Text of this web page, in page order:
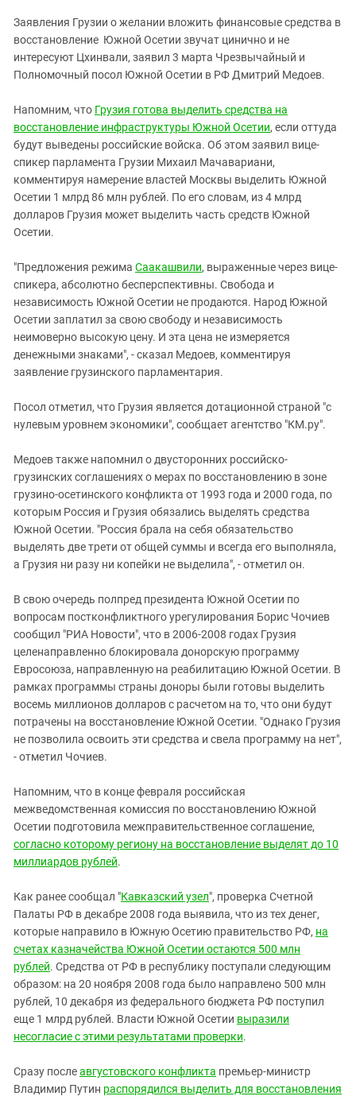
КАВКАЗ ЗА ПАЛЕСТИНУ
ИНАКОМЫСЛИЕ В ЧЕЧНЕ
ПРЕСЛЕДОВАНИЕ АКТИВИСТОВ
МОБИЛИЗАЦИЯ И ПРОТЕСТЫ
Ингушетия
Кабардино-Балкария
Карачаево-Черкесия
Краснодарский край
Нагорный Карабах
Российская Федерация
Ростовская область
Северная Осетия - Алания
Ставропольский край
Чечня
Южная Осетия
Южный Кавказ
Заявления Грузии о желании вложить финансовые средства в
восстановление Южной Осетии звучат цинично и не
интересуют Цхинвали, заявил 3 марта Чрезвычайный и
Полномочный посол Южной Осетии в РФ Дмитрий Медоев.
Напомним, что Грузия готова выделить средства на
восстановление инфраструктуры Южной Осетии, если оттуда
будут выведены российские войска. Об этом заявил вице-
спикер парламента Грузии Михаил Мачавариани,
комментируя намерение властей Москвы выделить Южной
Осетии 1 млрд 86 млн рублей. По его словам, из 4 млрд
долларов Грузия может выделить часть средств Южной
Осетии.
"Предложения режима Саакашвили, выраженные через вице-
спикера, абсолютно бесперспективны. Свобода и
независимость Южной Осетии не продаются. Народ Южной
Осетии заплатил за свою свободу и независимость
неимоверно высокую цену. И эта цена не измеряется
денежными знаками", - сказал Медоев, комментируя
заявление грузинского парламентария.
Посол отметил, что Грузия является дотационной страной "с
нулевым уровнем экономики", сообщает агентство "КМ.ру".
Медоев также напомнил о двусторонних российско-
грузинских соглашениях о мерах по восстановлению в зоне
грузино-осетинского конфликта от 1993 года и 2000 года, по
которым Россия и Грузия обязались выделять средства
Южной Осетии. "Россия брала на себя обязательство
выделять две трети от общей суммы и всегда его выполняла,
а Грузия ни разу ни копейки не выделила", - отметил он.
В свою очередь полпред президента Южной Осетии по
вопросам постконфликтного урегулирования Борис Чочиев
сообщил "РИА Новости", что в 2006-2008 годах Грузия
целенаправленно блокировала донорскую программу
Евросоюза, направленную на реабилитацию Южной Осетии. В
рамках программы страны доноры были готовы выделить
восемь миллионов долларов с расчетом на то, что они будут
потрачены на восстановление Южной Осетии. "Однако Грузия
не позволила освоить эти средства и свела программу на нет",
- отметил Чочиев.
Напомним, что в конце февраля российская
межведомственная комиссия по восстановлению Южной
Осетии подготовила межправительственное соглашение,
согласно которому региону на восстановление выделят до 10
миллиардов рублей.
Как ранее сообщал "Кавказский узел", проверка Счетной
Палаты РФ в декабре 2008 года выявила, что из тех денег,
которые направило в Южную Осетию правительство РФ, на
счетах казначейства Южной Осетии остаются 500 млн
рублей. Средства от РФ в республику поступали следующим
образом: на 20 ноября 2008 года было направлено 500 млн
рублей, 10 декабря из федерального бюджета РФ поступил
еще 1 млрд рублей. Власти Южной Осетии выразили
несогласие с этими результатами проверки.
Сразу послеавгустовского конфликта премьер-министр
Владимир Путин распорядился выделить для восстановления